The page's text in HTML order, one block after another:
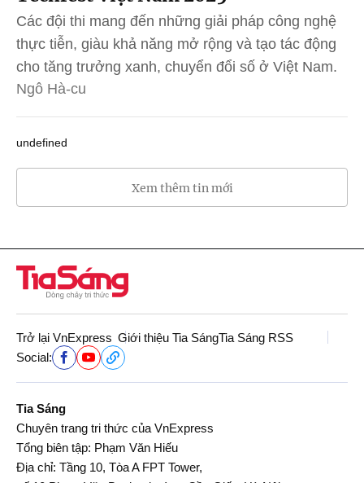
Các đội thi mang đến những giải pháp công nghệ
thực tiễn, giàu khả năng mở rộng và tạo tác động
cho tăng trưởng xanh, chuyển đổi số ở Việt Nam.
Ngô Hà-cu
undefined
Xem thêm tin mới
Trở lại VnExpress Giới thiệu Tia SángTia Sáng RSS
Social:
Tia Sáng
Chuyên trang tri thức của VnExpress
Tổng biên tập: Phạm Văn Hiếu
Địa chỉ: Tầng 10, Tòa A FPT Tower,